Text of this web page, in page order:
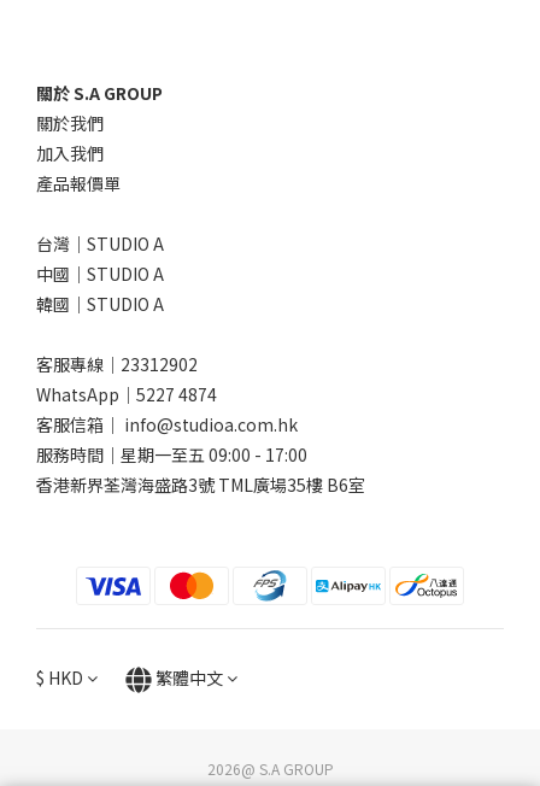
關於 S.A GROUP
關於我們
加入我們
產品報價單
台灣｜STUDIO A
中國｜STUDIO A
韓國｜STUDIO A
客服專線｜23312902
WhatsApp｜ 5227 4874
客服信箱｜ info@studioa.com.hk
服務時間｜星期一至五 09:00 - 17:00
香港新界荃灣海盛路3號 TML廣場35樓 B6室
$ HKD 繁體中文
2026@ S.A GROUP